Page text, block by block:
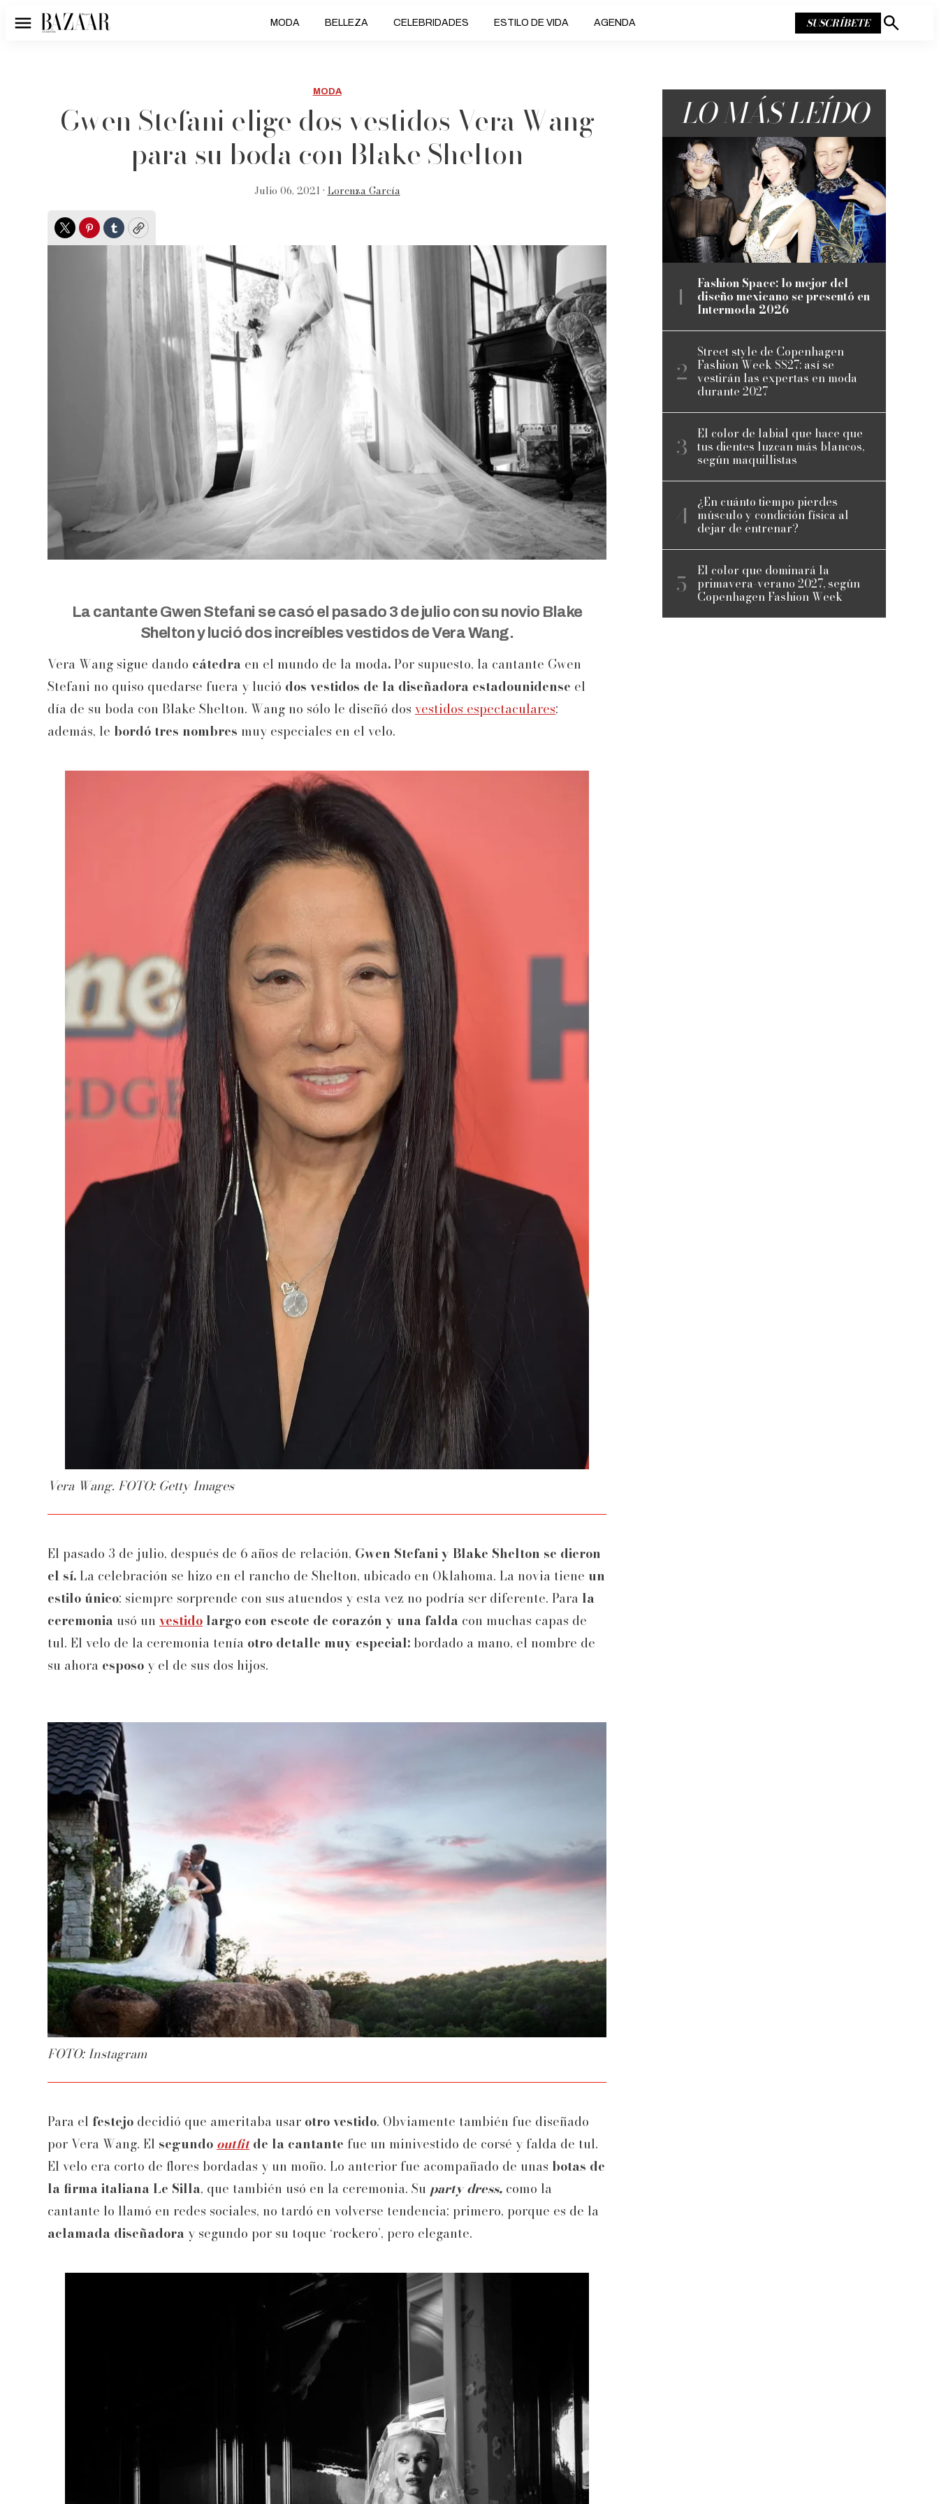
Menú MODA BELLEZA CELEBRIDADES ESTILO DE VIDA AGENDA SUSCRÍBETE
Mostrar
MODA
Gwen Stefani elige dos vestidos Vera Wang
para su boda con Blake Shelton
Julio 06, 2021 • Lorenza García
TwitterPinterest
TumblrCopy
La cantante Gwen Stefani se casó el pasado 3 de julio con su novio Blake
Shelton y lució dos increíbles vestidos de Vera Wang.
Vera Wang sigue dando cátedra en el mundo de la moda.Por supuesto, la cantante Gwen
Stefani no quiso quedarse fuera y lució dos vestidos de la diseñadora estadounidense el
día de su boda con Blake Shelton. Wang no sólo le diseñó dos vestidos espectaculares;
además, le bordó tres nombres muy especiales en el velo.
Vera Wang. FOTO: Getty Images
El pasado 3 de julio, después de 6 años de relación, Gwen Stefani y Blake Shelton se dieron
el sí.La celebración se hizo en el rancho de Shelton, ubicado en Oklahoma. La novia tiene un
estilo único; siempre sorprende con sus atuendos y esta vez no podría ser diferente. Para la
ceremonia usó un vestidolargo con escote de corazón y una falda con muchas capas de
tul. El velo de la ceremonia tenía otro detalle muy especial: bordado a mano, el nombre de
su ahora esposo y el de sus dos hijos.
FOTO: Instagram
Para el festejo decidió que ameritaba usar otro vestido. Obviamente también fue diseñado
por Vera Wang. El segundo outfitde la cantante fue un minivestido de corsé y falda de tul.
El velo era corto de flores bordadas y un moño. Lo anterior fue acompañado de unas botas de
la firma italiana Le Silla, que también usó en la ceremonia. Su party dress, como la
cantante lo llamó en redes sociales, no tardó en volverse tendencia; primero, porque es de la
aclamada diseñadora y segundo por su toque ‘rockero’, pero elegante.
LO MÁS LEÍDO
Fashion Space: lo mejor del
diseño mexicano se presentó en
Intermoda 2026
Street style de Copenhagen
Fashion Week SS27: así se
vestirán las expertas en moda
durante 2027
El color de labial que hace que
tus dientes luzcan más blancos,
según maquillistas
¿En cuánto tiempo pierdes
músculo y condición física al
dejar de entrenar?
El color que dominará la
primavera-verano 2027, según
Copenhagen Fashion Week